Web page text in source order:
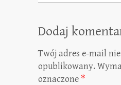
Dodaj
Twój adres e-mail
opublikowany.
oznaczone *